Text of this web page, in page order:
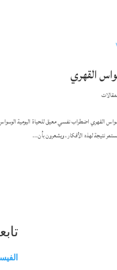
القهري
القهري اضطراب نفسي معيق للحياة اليومية
نتيجة لهذه الأفكار، ويشعرون بأن...